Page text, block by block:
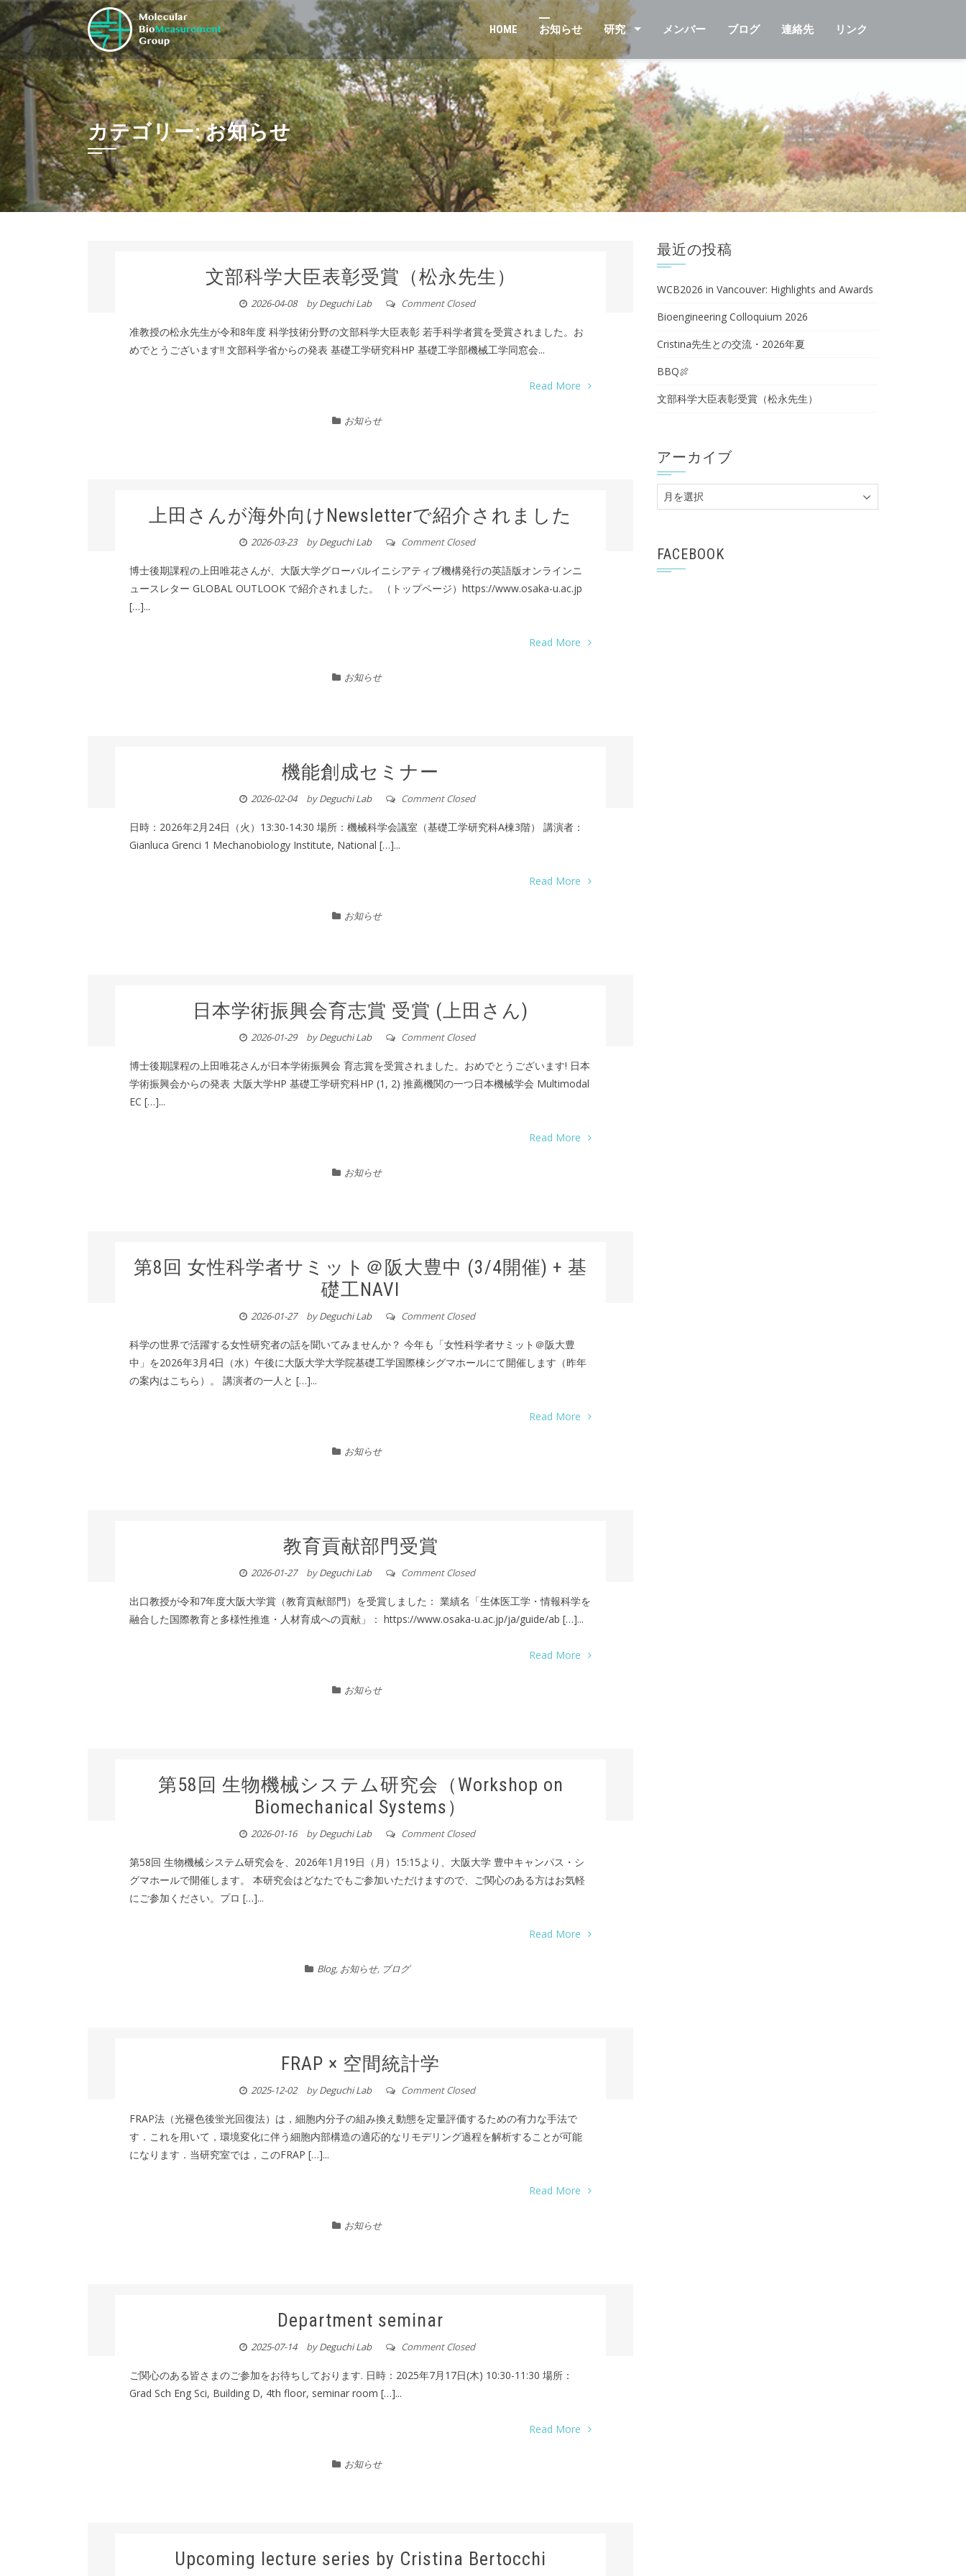
Skip
to
content
HOME お知らせ 研究 メンバー ブログ 連絡先 リンク
カテゴリー:お知らせ
文部科学大臣表彰受賞（松永先生）
2026-04-08 byDeguchi Lab Comment Closed
准教授の松永先生が令和8年度 科学技術分野の文部科学大臣表彰 若手科学者賞を受賞されました。お
めでとうございます!! 文部科学省からの発表 基礎工学研究科HP 基礎工学部機械工学同窓会...
Read More
お知らせ
上田さんが海外向けNewsletterで紹介されました
2026-03-23 byDeguchi Lab Comment Closed
博士後期課程の上田唯花さんが、大阪大学グローバルイニシアティブ機構発行の英語版オンラインニ
ュースレター GLOBAL OUTLOOK で紹介されました。 （トップページ）https://www.osaka-u.ac.jp
[…]...
Read More
お知らせ
機能創成セミナー
2026-02-04 byDeguchi Lab Comment Closed
日時：2026年2月24日（火）13:30-14:30 場所：機械科学会議室（基礎工学研究科A棟3階） 講演者：
Gianluca Grenci 1 Mechanobiology Institute, National […]...
Read More
お知らせ
日本学術振興会育志賞 受賞 (上田さん)
2026-01-29 byDeguchi Lab Comment Closed
博士後期課程の上田唯花さんが日本学術振興会 育志賞を受賞されました。おめでとうございます! 日本
学術振興会からの発表 大阪大学HP 基礎工学研究科HP (1, 2) 推薦機関の一つ日本機械学会 Multimodal
EC […]...
Read More
お知らせ
第8回 女性科学者サミット＠阪大豊中 (3/4開催) + 基
礎工NAVI
2026-01-27 byDeguchi Lab Comment Closed
科学の世界で活躍する女性研究者の話を聞いてみませんか？ 今年も「女性科学者サミット＠阪大豊
中」を2026年3月4日（水）午後に大阪大学大学院基礎工学国際棟シグマホールにて開催します（昨年
の案内はこちら）。 講演者の一人と […]...
Read More
お知らせ
教育貢献部門受賞
2026-01-27 byDeguchi Lab Comment Closed
出口教授が令和7年度大阪大学賞（教育貢献部門）を受賞しました： 業績名「生体医工学・情報科学を
融合した国際教育と多様性推進・人材育成への貢献」： https://www.osaka-u.ac.jp/ja/guide/ab […]...
Read More
お知らせ
第58回 生物機械システム研究会（Workshop on
Biomechanical Systems）
2026-01-16 byDeguchi Lab Comment Closed
第58回 生物機械システム研究会を、2026年1月19日（月）15:15より、大阪大学 豊中キャンパス・シ
グマホールで開催します。 本研究会はどなたでもご参加いただけますので、ご関心のある方はお気軽
にご参加ください。プロ […]...
Read More
Blog, お知らせ, ブログ
FRAP × 空間統計学
2025-12-02 byDeguchi Lab Comment Closed
FRAP法（光褪色後蛍光回復法）は，細胞内分子の組み換え動態を定量評価するための有力な手法で
す．これを用いて，環境変化に伴う細胞内部構造の適応的なリモデリング過程を解析することが可能
になります．当研究室では，このFRAP […]...
Read More
お知らせ
Department seminar
2025-07-14 byDeguchi Lab Comment Closed
ご関心のある皆さまのご参加をお待ちしております. 日時：2025年7月17日(木) 10:30-11:30 場所：
Grad Sch Eng Sci, Building D, 4th floor, seminar room […]...
Read More
お知らせ
Upcoming lecture series by Cristina Bertocchi
最近の投稿
WCB2026 in Vancouver: Highlights and Awards
Bioengineering Colloquium 2026
Cristina先生との交流・2026年夏
BBQ🍖
文部科学大臣表彰受賞（松永先生）
アーカイブ
ア
ー
イ
ブ
FACEBOOK